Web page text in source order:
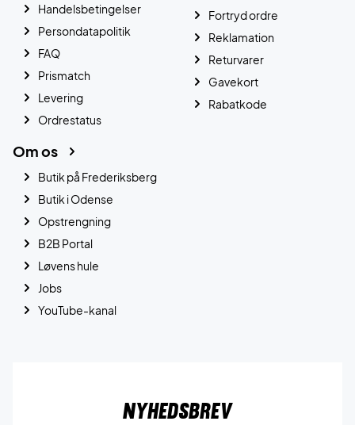
Handelsbetingelser
Persondatapolitik
FAQ
Prismatch
Levering
Ordrestatus
Fortryd ordre
Reklamation
Returvarer
Gavekort
Rabatkode
Om os
Butik på Frederiksberg
Butik i Odense
Opstrengning
B2B Portal
Løvens hule
Jobs
YouTube-kanal
Nyhedsbrev